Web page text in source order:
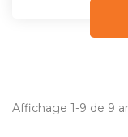
Affichage 1-9 de 9